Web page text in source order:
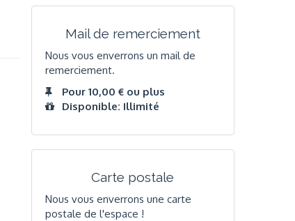
Mail de remerciement
Nous vous enverrons un mail de
remerciement.
Pour 10,00 € ou plus
Disponible: Illimité
Carte postale
Nous vous enverrons une carte
postale de l'espace !